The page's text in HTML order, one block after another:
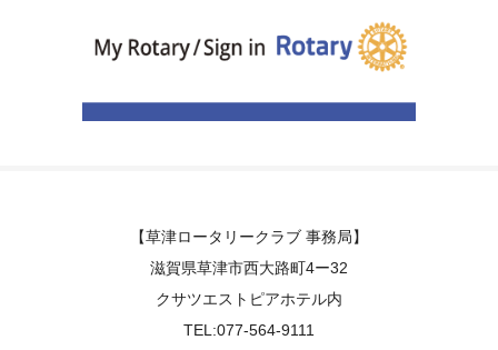
【草津ロータリークラブ 事務局】
滋賀県草津市西大路町4ー32
クサツエストピアホテル内
TEL:077-564-9111